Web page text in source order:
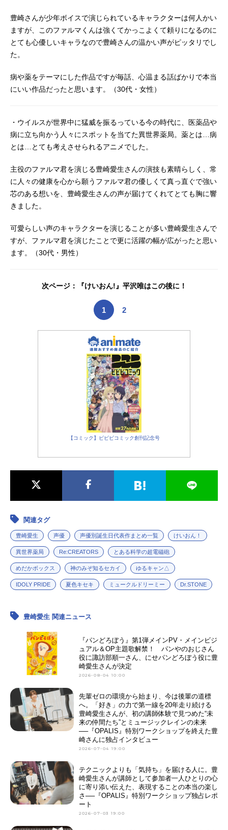
豊崎さんが少年ボイスで演じられているキャラクターは何人かい
ますが、このファルマくんは強くてかっこよくて頼りになるのに
とても心優しいキャラなので豊崎さんの温かい声がピッタリでし
た。
病や薬をテーマにした作品ですが毎話、心温まる話ばかりで本当
にいい作品だったと思います。（30代・女性）
・ウイルスが世界中に猛威を振るっている今の時代に、医薬品や
病に立ち向かう人々にスポットを当てた異世界薬局。薬とは…病
とは…とても考えさせられるアニメでした。
主役のファルマ君を演じる豊崎愛生さんの演技も素晴らしく、常
に人々の健康を心から願うファルマ君の優しくて真っ直ぐで強い
芯のある想いを、豊崎愛生さんの声が届けてくれてとても胸に響
きました。
可愛らしい声のキャラクターを演じることが多い豊崎愛生さんで
すが、ファルマ君を演じたことで更に活躍の幅が広がったと思い
ます。（30代・男性）
次ページ：『けいおん!』平沢唯はこの後に！
1 2
【コミック】ビビビコミック創刊記念号
関連タグ
豊崎愛生 声優 声優別誕生日代表作まとめ一覧 けいおん！
異世界薬局 Re:CREATORS とある科学の超電磁砲
めだかボックス 神のみぞ知るセカイ ゆるキャン△
IDOLY PRIDE 夏色キセキ ミュークルドリーミー Dr.STONE
豊崎愛生 関連ニュース
『パンどろぼう』第1弾メインPV・メインビジ
ュアル＆OP主題歌解禁！ パンやのおじさん
役に諏訪部順一さん、にせパンどろぼう役に豊
崎愛生さんが決定
2026-08-04 10:00
先輩ゼロの環境から始まり、今は後輩の道標
へ。「好き」の力で第一線を20年走り続ける
豊崎愛生さんが、初の講師体験で見つめた“未
来の仲間たち”とミュージックレインの未来
──『OPALIS』特別ワークショップを終えた豊
崎さんに独占インタビュー
2026-07-04 19:00
テクニックよりも「気持ち」を届ける人に。豊
崎愛生さんが講師として参加者一人ひとりの心
に寄り添い伝えた、表現することの本当の楽し
さ──『OPALIS』特別ワークショップ独占レポ
ート
2026-07-03 19:00